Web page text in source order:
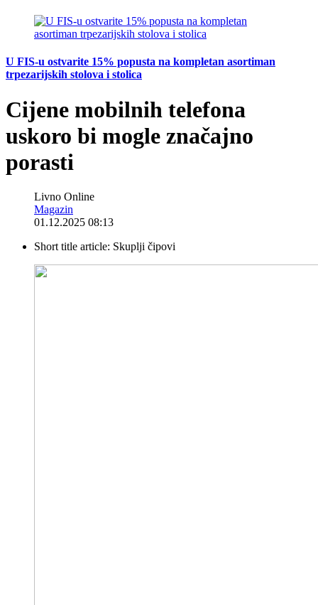
U FIS-u ostvarite 15% popusta na kompletan asortiman
trpezarijskih stolova i stolica
Cijene mobilnih telefona
uskoro bi mogle značajno
porasti
Livno Online
Magazin
01.12.2025 08:13
Short title article: Skuplji čipovi